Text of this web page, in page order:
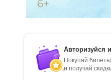
Авторизуйся
Покупай
и получай